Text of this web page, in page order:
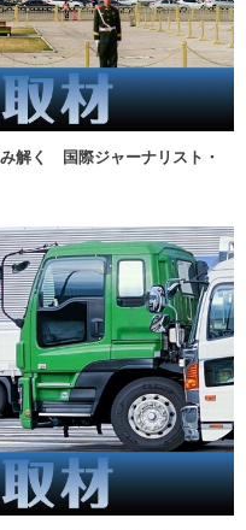
み解く 国際ジャーナリスト・